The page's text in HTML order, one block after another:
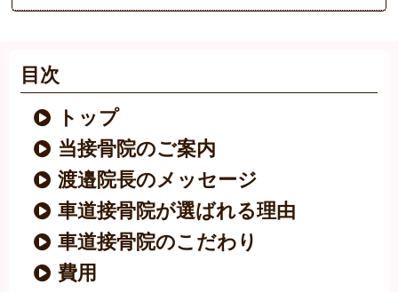
目次
トップ
当接骨院のご案内
渡邉院長のメッセージ
車道接骨院が選ばれる理由
車道接骨院のこだわり
費用